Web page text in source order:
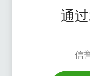
通
信